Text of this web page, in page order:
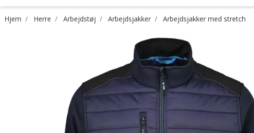
Hjem Herre Arbejdstøj Arbejdsjakker Arbejdsjakker med stretch